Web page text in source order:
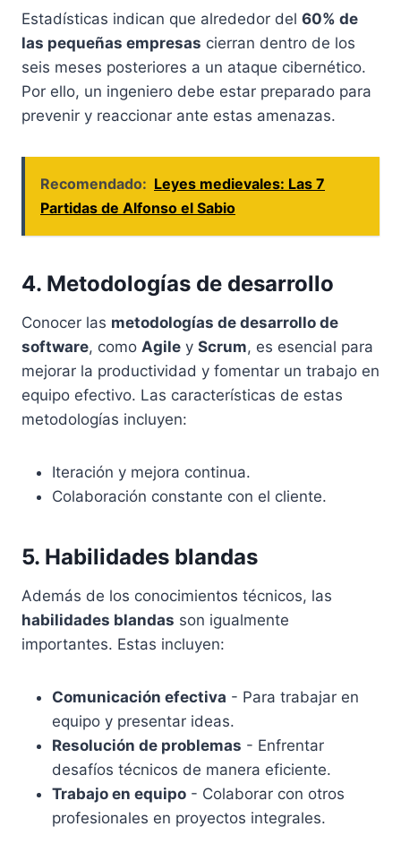
Estadísticas indican que alrededor del 60% de
las pequeñas empresas cierran dentro de los
seis meses posteriores a un ataque cibernético.
Por ello, un ingeniero debe estar preparado para
prevenir y reaccionar ante estas amenazas.
Recomendado: Leyes medievales: Las 7
Partidas de Alfonso el Sabio
4. Metodologías de desarrollo
Conocer las metodologías de desarrollo de
software, como Agile y Scrum, es esencial para
mejorar la productividad y fomentar un trabajo en
equipo efectivo. Las características de estas
metodologías incluyen:
Iteración y mejora continua.
Colaboración constante con el cliente.
5. Habilidades blandas
Además de los conocimientos técnicos, las
habilidades blandas son igualmente
importantes. Estas incluyen:
Comunicación efectiva - Para trabajar en
equipo y presentar ideas.
Resolución de problemas - Enfrentar
desafíos técnicos de manera eficiente.
Trabajo en equipo - Colaborar con otros
profesionales en proyectos integrales.